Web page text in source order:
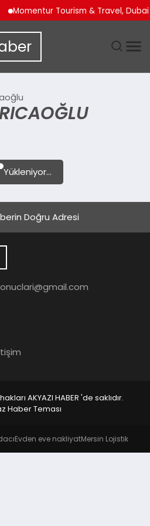
Momentur Tourism & Travel, Dubai
Yükleniyor...
Doğru Adresi
AKYAZI HABER 'de saklıdır.
Haber Teması
Evden eve nakliyatMersin Lojistik